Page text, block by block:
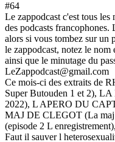
#64
Le zappodcast c'est tous
des podcasts
alors si vous tombez sur un
le zappodcast, notez le nom
ainsi que le minutage du
LeZappodcast@gmail.com
Ce mois-ci des extraits de
Super Butouden 1 et 2),
2022), L APERO DU
MAJ DE CLEGOT (La
(episode 2 L
Faut il sauver l